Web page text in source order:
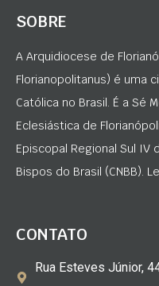
SOBRE
A Arquidiocese de
Florianopolitanus) é uma
Católica no Brasil. É a Sé
Eclesiástica de
Episcopal Regional Sul IV
Bispos do Brasil (CNBB).
CONTATO
Rua Esteves Júnior,